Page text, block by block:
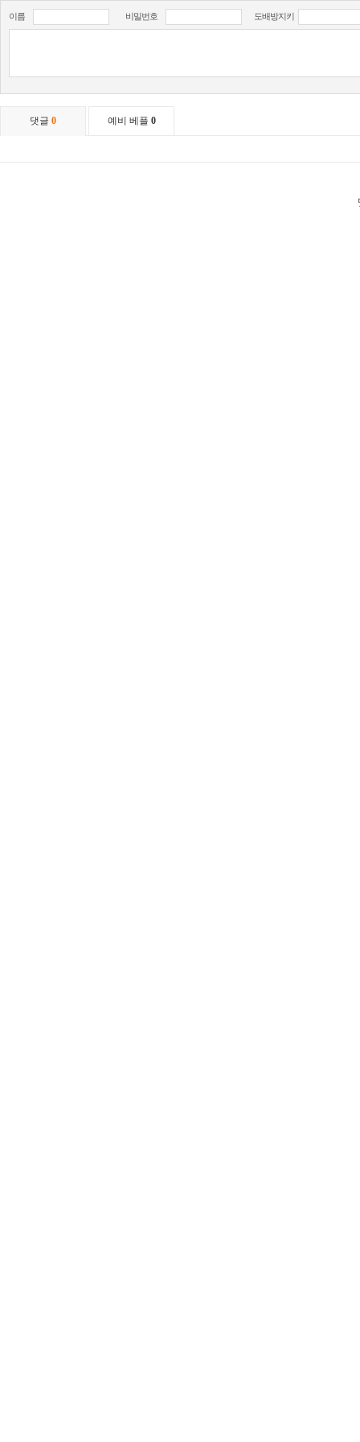
이름 비밀번호 도배방지키
댓글 0 예비 베플 0